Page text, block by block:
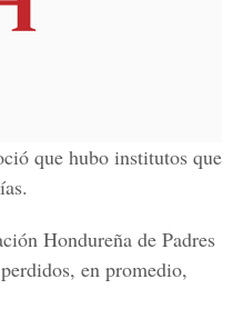
que hubo institutos que
Hondureña de Padres
en promedio,